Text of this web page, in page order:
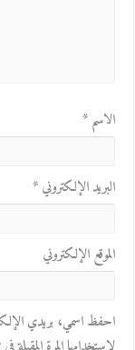
الاسم*
البريد الإلكتروني*
الموقع الإلكتروني
احفظ اسمي، بريدي